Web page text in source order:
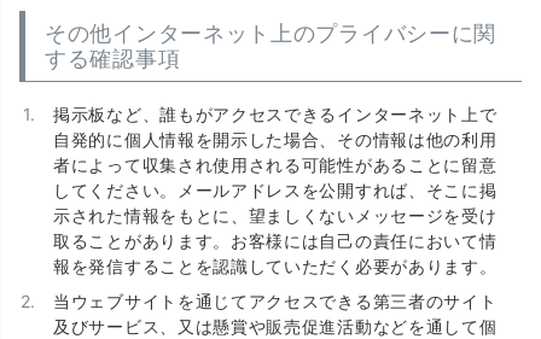
その他インターネット上のプライバシーに関
する確認事項
掲示板など、誰もがアクセスできるインターネット上で
自発的に個人情報を開示した場合、その情報は他の利用
者によって収集され使用される可能性があることに留意
してください。メールアドレスを公開すれば、そこに掲
示された情報をもとに、望ましくないメッセージを受け
取ることがあります。お客様には自己の責任において情
報を発信することを認識していただく必要があります。
当ウェブサイトを通じてアクセスできる第三者のサイト
及びサービス、又は懸賞や販売促進活動などを通して個